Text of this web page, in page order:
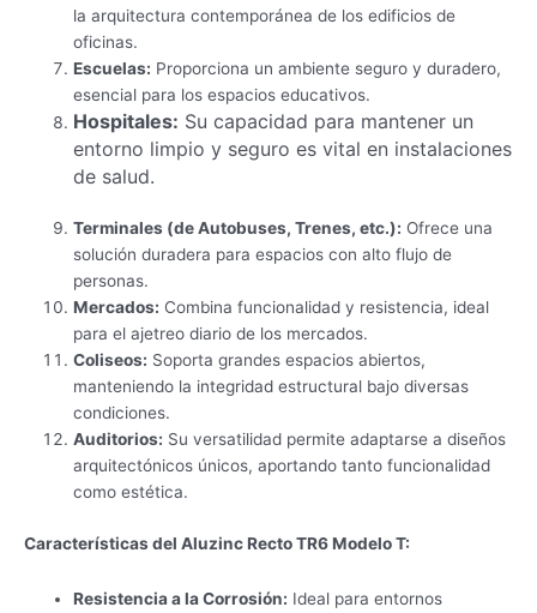
la arquitectura contemporánea de los edificios de
oficinas.
Escuelas: Proporciona un ambiente seguro y duradero,
esencial para los espacios educativos.
Hospitales: Su capacidad para mantener un
entorno limpio y seguro es vital en instalaciones
de salud.
Terminales (de Autobuses, Trenes, etc.): Ofrece una
solución duradera para espacios con alto flujo de
personas.
Mercados: Combina funcionalidad y resistencia, ideal
para el ajetreo diario de los mercados.
Coliseos: Soporta grandes espacios abiertos,
manteniendo la integridad estructural bajo diversas
condiciones.
Auditorios: Su versatilidad permite adaptarse a diseños
arquitectónicos únicos, aportando tanto funcionalidad
como estética.
Características del Aluzinc Recto TR6 Modelo T:
Resistencia a la Corrosión: Ideal para entornos